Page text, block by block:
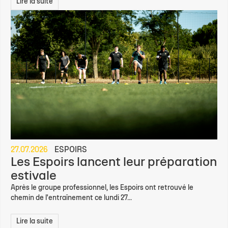
Lire la suite
27.07.2026 ESPOIRS
Les Espoirs lancent leur préparation
estivale
Après le groupe professionnel, les Espoirs ont retrouvé le
chemin de l'entraînement ce lundi 27...
Lire la suite